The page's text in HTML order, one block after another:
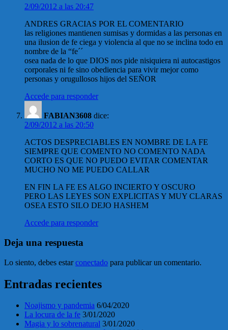
2/09/2012 a las 20:47
ANDRES GRACIAS POR EL COMENTARIO
las religiones mantienen sumisas y dormidas a las personas en
una ilusion de fe ciega y violencia al que no se inclina todo en
nombre de la “fe´´
osea nada de lo que DIOS nos pide nisiquiera ni autocastigos
corporales ni fe sino obediencia para vivir mejor como
personas y orugullosos hijos del SEÑOR
Accede para responder
FABIAN3608 dice:
2/09/2012 a las 20:50
ACTOS DESPRECIABLES EN NOMBRE DE LA FE
SIEMPRE QUE COMENTO NO COMENTO NADA
CORTO ES QUE NO PUEDO EVITAR COMENTAR
MUCHO NO ME PUEDO CALLAR
EN FIN LA FE ES ALGO INCIERTO Y OSCURO
PERO LAS LEYES SON EXPLICITAS Y MUY CLARAS
OSEA ESTO SILO DEJO HASHEM
Accede para responder
Deja una respuesta
Lo siento, debes estarconectado para publicar un comentario.
Entradas recientes
Noajismo y pandemia 6/04/2020
La locura de la fe 3/01/2020
Magia y lo sobrenatural 3/01/2020